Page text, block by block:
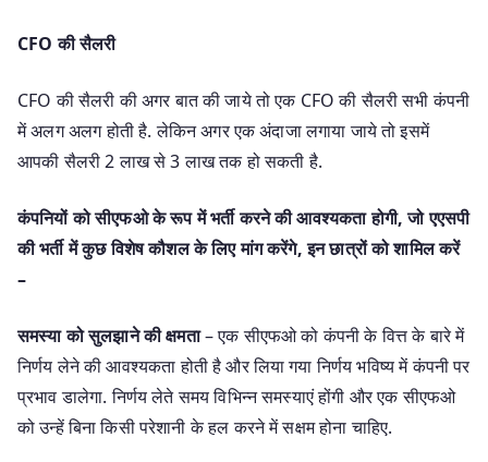
CFO की सैलरी
CFO की सैलरी की अगर बात की जाये तो एक CFO की सैलरी सभी कंपनी
में अलग अलग होती है. लेकिन अगर एक अंदाजा लगाया जाये तो इसमें
आपकी सैलरी 2 लाख से 3 लाख तक हो सकती है.
कंपनियों को सीएफओ के रूप में भर्ती करने की आवश्यकता होगी, जो एएसपी
की भर्ती में कुछ विशेष कौशल के लिए मांग करेंगे, इन छात्रों को शामिल करें
–
समस्या को सुलझाने की क्षमता– एक सीएफओ को कंपनी के वित्त के बारे में
निर्णय लेने की आवश्यकता होती है और लिया गया निर्णय भविष्य में कंपनी पर
प्रभाव डालेगा. निर्णय लेते समय विभिन्न समस्याएं होंगी और एक सीएफओ
को उन्हें बिना किसी परेशानी के हल करने में सक्षम होना चाहिए.